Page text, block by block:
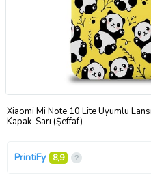
Xiaomi Mi Note 10 Lite Uyumlu
Kapak-Sarı (Şeffaf)
PrintiFy 8,9